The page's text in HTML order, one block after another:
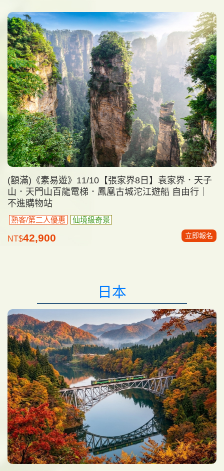
(額滿)《素易遊》11/10【張家界8日】袁家界．天子
山．天門山百龍電梯．鳳凰古城沱江遊船 自由行｜
不進購物站
熟客/第二人優惠 仙境級奇景
NT$42,900 立即報名
日本